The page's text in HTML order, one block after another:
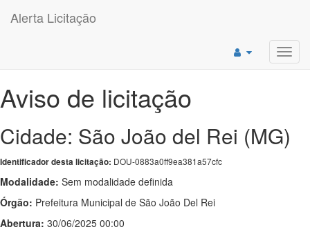
Alerta Licitação
Aviso de licitação
Cidade: São João del Rei (MG)
Identificador desta licitação: DOU-0883a0ff9ea381a57cfc
Modalidade: Sem modalidade definida
Órgão: Prefeitura Municipal de São João Del Rei
Abertura: 30/06/2025 00:00